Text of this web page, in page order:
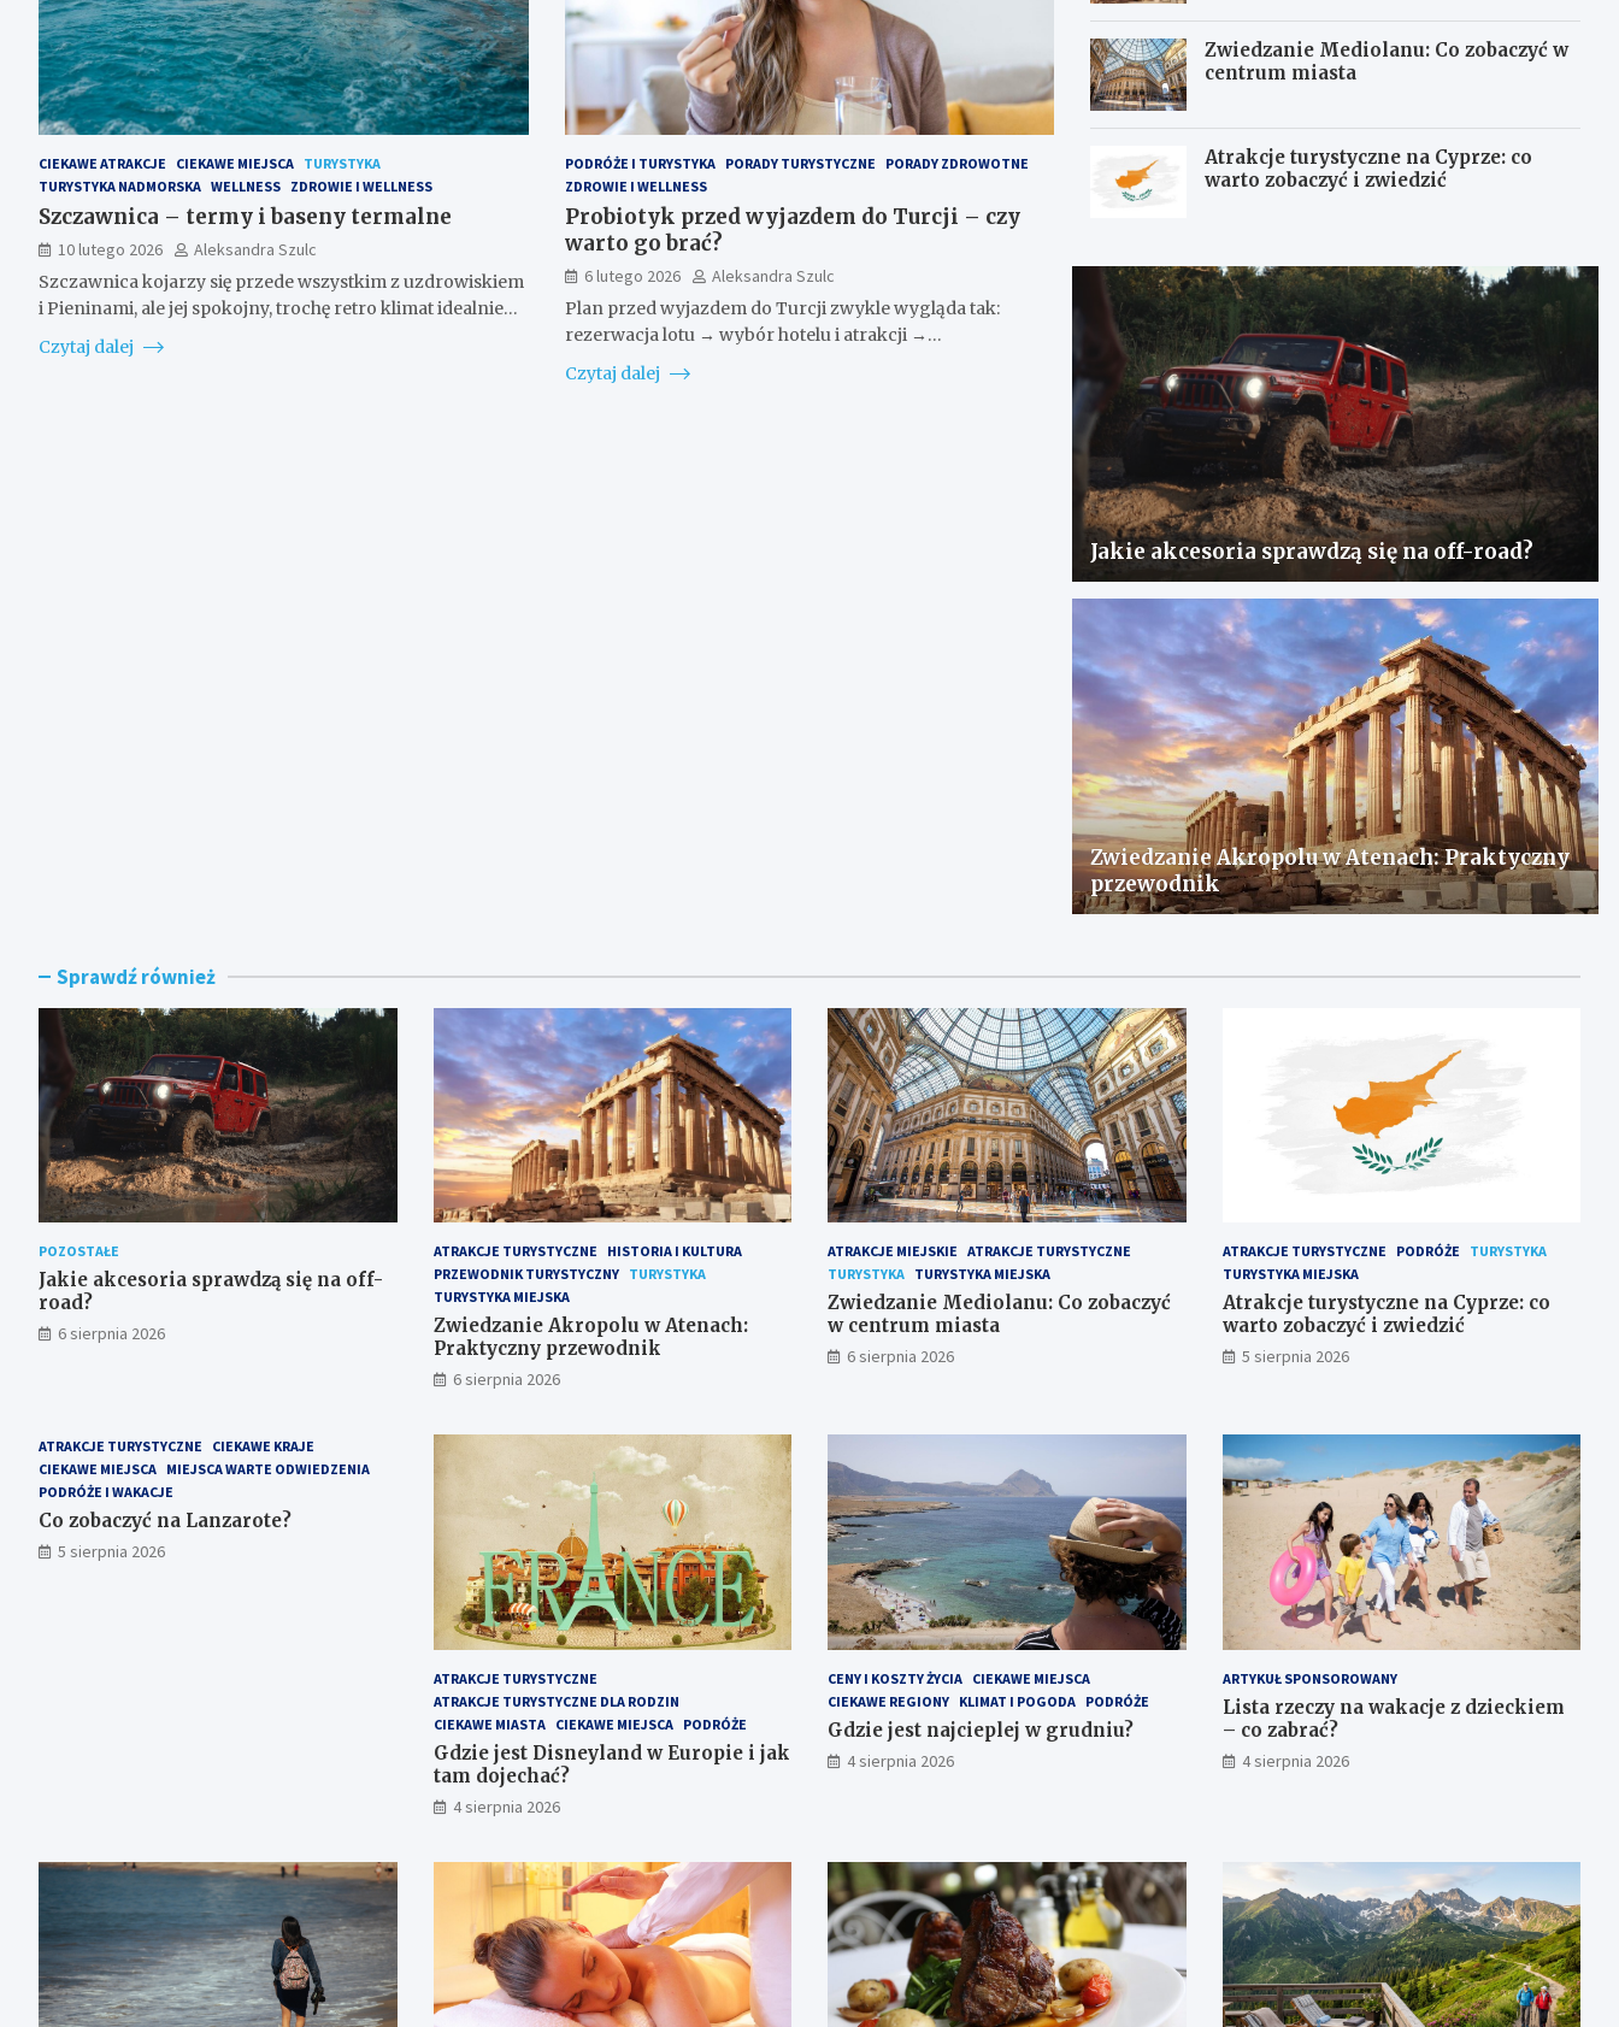
CIEKAWE ATRAKCJE CIEKAWE MIEJSCA TURYSTYKA
TURYSTYKA NADMORSKA WELLNESS ZDROWIE I WELLNESS
Szczawnica – termy i baseny termalne
10 lutego 2026
Aleksandra Szulc
Szczawnica kojarzy się przede wszystkim z uzdrowiskiem
i Pieninami, ale jej spokojny, trochę retro klimat idealnie…
Czytaj dalej
PODRÓŻE I TURYSTYKA PORADY TURYSTYCZNE
PORADY ZDROWOTNE
ZDROWIE I WELLNESS
Probiotyk przed wyjazdem do Turcji – czy
warto go brać?
6 lutego 2026
Aleksandra Szulc
Plan przed wyjazdem do Turcji zwykle wygląda tak:
rezerwacja lotu → wybór hotelu i atrakcji →…
Czytaj dalej
Zwiedzanie Mediolanu: Co zobaczyć w
centrum miasta
Atrakcje turystyczne na Cyprze: co
warto zobaczyć i zwiedzić
Jakie akcesoria sprawdzą się na off-road?
Zwiedzanie Akropolu w Atenach: Praktyczny
przewodnik
Sprawdź również
POZOSTAŁE
Jakie akcesoria sprawdzą się na off-
road?
6 sierpnia 2026
ATRAKCJE TURYSTYCZNE
HISTORIA I KULTURA
PRZEWODNIK TURYSTYCZNY
TURYSTYKA
TURYSTYKA MIEJSKA
Zwiedzanie Akropolu w Atenach:
Praktyczny przewodnik
6 sierpnia 2026
ATRAKCJE MIEJSKIE ATRAKCJE TURYSTYCZNE
TURYSTYKA TURYSTYKA MIEJSKA
Zwiedzanie Mediolanu: Co zobaczyć
w centrum miasta
6 sierpnia 2026
ATRAKCJE TURYSTYCZNE PODRÓŻE
TURYSTYKA
TURYSTYKA MIEJSKA
Atrakcje turystyczne na Cyprze: co
warto zobaczyć i zwiedzić
5 sierpnia 2026
ATRAKCJE TURYSTYCZNE
CIEKAWE KRAJE
CIEKAWE MIEJSCA MIEJSCA WARTE ODWIEDZENIA
PODRÓŻE I WAKACJE
Co zobaczyć na Lanzarote?
5 sierpnia 2026
ATRAKCJE TURYSTYCZNE
ATRAKCJE TURYSTYCZNE DLA RODZIN
CIEKAWE MIASTA
CIEKAWE MIEJSCA PODRÓŻE
Gdzie jest Disneyland w Europie i jak
tam dojechać?
4 sierpnia 2026
CENY I KOSZTY ŻYCIA CIEKAWE MIEJSCA
CIEKAWE REGIONY KLIMAT I POGODA PODRÓŻE
Gdzie jest najcieplej w grudniu?
4 sierpnia 2026
ARTYKUŁ SPONSOROWANY
Lista rzeczy na wakacje z dzieckiem
– co zabrać?
4 sierpnia 2026